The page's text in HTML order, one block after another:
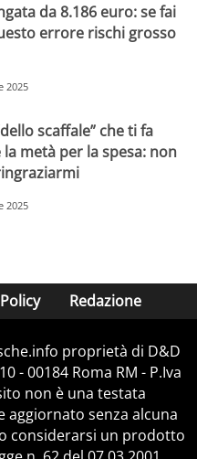
da 8.186 euro: se fai
errore rischi grosso
2025
scaffale” che ti fa
metà per la spesa: non
2025
Redazione
proprietà di D&D
- 00184 Roma RM - P.Iva
non è una testata
aggiornato senza alcuna
considerarsi un prodotto